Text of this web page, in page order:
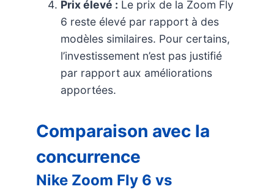
Prix élevé : Le prix de la Zoom Fly
6 reste élevé par rapport à des
modèles similaires. Pour certains,
l’investissement n’est pas justifié
par rapport aux améliorations
apportées.
Comparaison avec la
concurrence
Nike Zoom Fly 6 vs